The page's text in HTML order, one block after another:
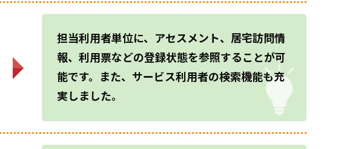
担当利用者単位に、アセスメント、居宅訪問情
報、利用票などの登録状態を参照することが可
能です。また、サービス利用者の検索機能も充
実しました。